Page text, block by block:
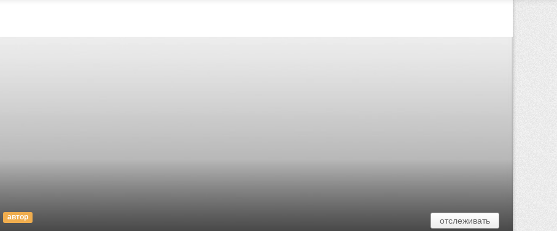
автор отслеживать